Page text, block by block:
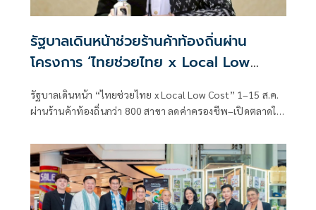
รัฐบาลเดินหน้าช่วยร้านค้าท้องถิ่นผ่าน
โครงการ ‘ไทยช่วยไทย x Local Low
รัฐบาลเดินหน้า “ไทยช่วยไทย x Local Low Cost” 1–15 ส.ค.
ผ่านร้านค้าท้องถิ่นกว่า 800 สาขา ลดค่าครองชีพ–เปิดตลาดให้